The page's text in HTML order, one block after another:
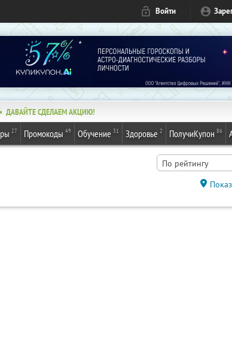
Войти
ДАВАЙТЕ СДЕЛАЕМ АКЦИЮ!
27 Промокоды 49 Обучение 31 Здоровье 2 ПолучиКупон 86
По рейтингу